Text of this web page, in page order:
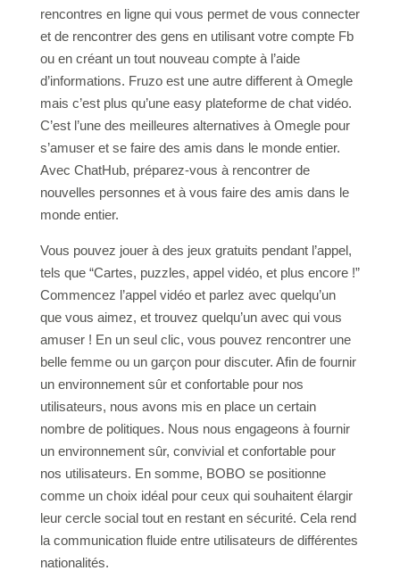
rencontres en ligne qui vous permet de vous connecter
et de rencontrer des gens en utilisant votre compte Fb
ou en créant un tout nouveau compte à l’aide
d’informations. Fruzo est une autre different à Omegle
mais c’est plus qu’une easy plateforme de chat vidéo.
C’est l’une des meilleures alternatives à Omegle pour
s’amuser et se faire des amis dans le monde entier.
Avec ChatHub, préparez-vous à rencontrer de
nouvelles personnes et à vous faire des amis dans le
monde entier.
Vous pouvez jouer à des jeux gratuits pendant l’appel,
tels que “Cartes, puzzles, appel vidéo, et plus encore !”
Commencez l’appel vidéo et parlez avec quelqu’un
que vous aimez, et trouvez quelqu’un avec qui vous
amuser ! En un seul clic, vous pouvez rencontrer une
belle femme ou un garçon pour discuter. Afin de fournir
un environnement sûr et confortable pour nos
utilisateurs, nous avons mis en place un certain
nombre de politiques. Nous nous engageons à fournir
un environnement sûr, convivial et confortable pour
nos utilisateurs. En somme, BOBO se positionne
comme un choix idéal pour ceux qui souhaitent élargir
leur cercle social tout en restant en sécurité. Cela rend
la communication fluide entre utilisateurs de différentes
nationalités.